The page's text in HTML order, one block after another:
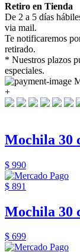
Retiro en Tienda
De 2 a 5 días
via mail.
Te notificaremos
retirado.
* Nuestros plazos
especiales.
+
Mochila 30
$ 990
$ 891
Mochila 30
$ 699